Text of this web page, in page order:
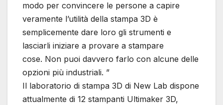
modo per convincere le persone a capire
veramente l’utilità della stampa 3D è
semplicemente dare loro gli strumenti e
lasciarli iniziare a provare a stampare
cose. Non puoi davvero farlo con alcune delle
opzioni più industriali. ”
Il laboratorio di stampa 3D di New Lab dispone
attualmente di 12 stampanti Ultimaker 3D,